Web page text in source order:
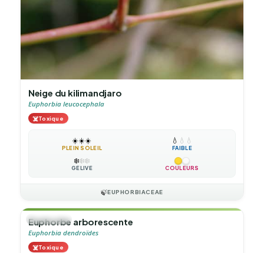
Neige du kilimandjaro
Euphorbia leucocephala
☠️Toxique
☀️☀️☀️
PLEIN SOLEIL
💧 💧 💧
FAIBLE
❄️❄️❄️
GÉLIVE COULEURS
🍃EUPHORBIACEAE
🌲ARBUSTE
Euphorbe arborescente
Euphorbia dendroïdes
☠️Toxique